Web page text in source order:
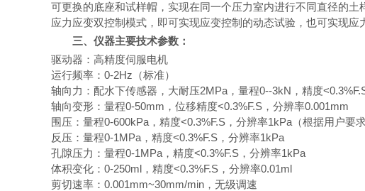
可更换的底座和试样帽 ， 实现在同一个压力室内进行不同直径的土
应力应变双控制模式 ， 即可实现应变控制的动态试验，也可实现应
三、仪器主要技术参数：
驱动器 ：高精度伺服电机
运行频率： 0-2Hz（标准）
轴向力：配水下传感器，大耐压2MPa ，量程0--3kN ，精度<0.3
轴向变形：量程0-50mm，位移精度<0.3%F.S，分辨率0.001mm
围压：量程0-600kPa，精度<0.3%F.S，分辨率1kPa （根据用户要
反压：量程0-1MPa ，精度<0.3%F.S，分辨率1kPa
孔隙压力：量程0-1MPa ，精度<0.3%F.S，分辨率1kPa
体积变化：0-250ml，精度<0.3%F.S，分辨率0.01ml
剪切速率：0.001mm~30mm/min，无级调速